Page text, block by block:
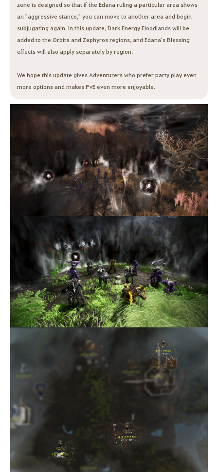
zone is designed so that if the Edana ruling a particular area shows
an "aggressive stance," you can move to another area and begin
subjugating again. In this update, Dark Energy Floodlands will be
added to the Orbita and Zephyros regions, and Edana's Blessing
effects will also apply separately by region.
We hope this update gives Adventurers who prefer party play even
more options and makes PvE even more enjoyable.